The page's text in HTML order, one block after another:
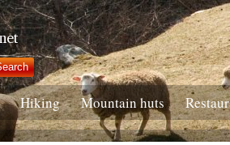
Hiking Mountain huts